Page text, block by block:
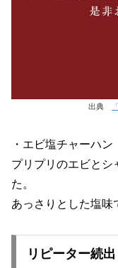
出典
・エビ塩チャーハン
プリプリのエビとシ
た。
あっさりとした塩味
リピーター続出